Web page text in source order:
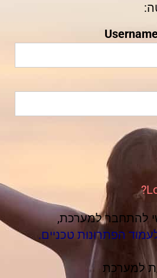
הפתרונות טכניים.